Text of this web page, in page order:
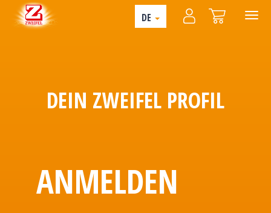
DE
DEIN ZWEIFEL PROFIL
ANMELDEN